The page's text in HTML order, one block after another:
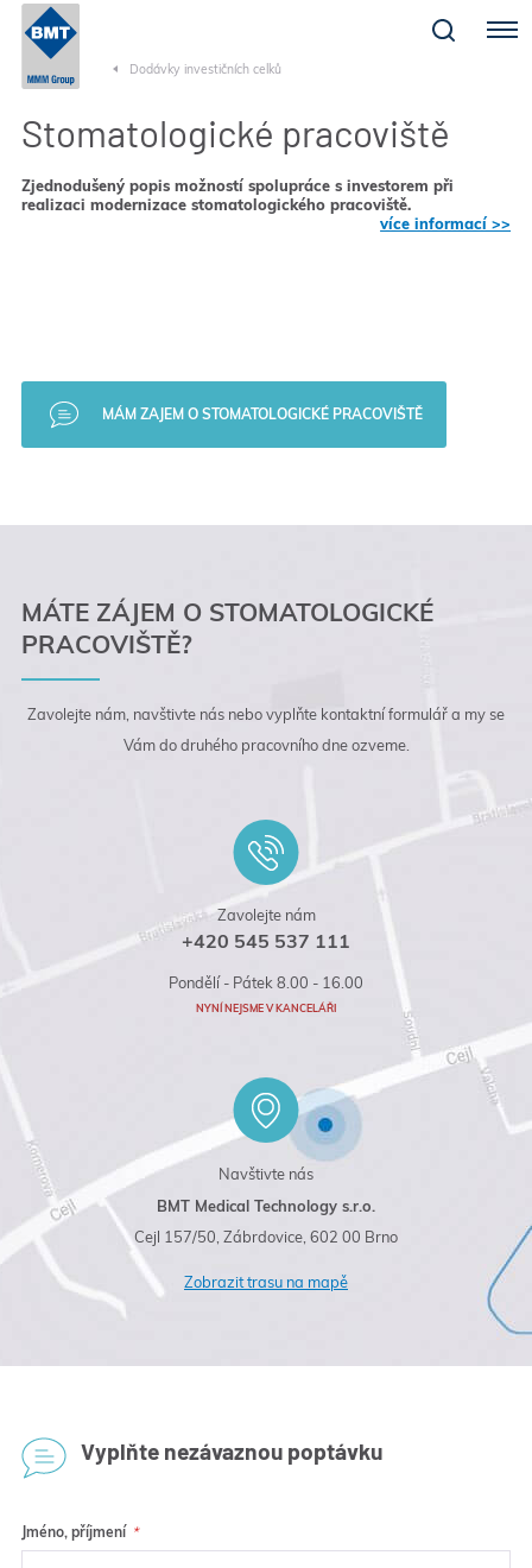
Menu
Dodávky investičních celků
Stomatologické pracoviště
Zjednodušený popis možností spolupráce s investorem při
realizaci modernizace stomatologického pracoviště.
více informací >>
MÁM ZAJEM O STOMATOLOGICKÉ PRACOVIŠTĚ
MÁTE ZÁJEM O STOMATOLOGICKÉ
PRACOVIŠTĚ?
Zavolejte nám, navštivte nás nebo vyplňte kontaktníformulář a my se
Vám do druhého pracovního dneozveme.
Zavolejte nám
+420 545 537 111
Pondělí - Pátek 8.00 - 16.00
NYNÍ NEJSME V KANCELÁŘI
Navštivte nás
BMT Medical Technology s.r.o.
Cejl 157/50, Zábrdovice, 602 00 Brno
Zobrazit trasu na mapě
Vyplňte nezávaznou poptávku
Jméno, příjmení